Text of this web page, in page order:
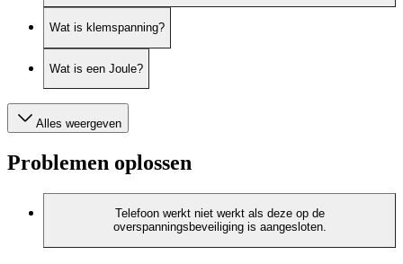
Wat is klemspanning?
Wat is een Joule?
Alles weergeven
Problemen oplossen
Telefoon werkt niet werkt als deze op de
overspanningsbeveiliging is aangesloten.